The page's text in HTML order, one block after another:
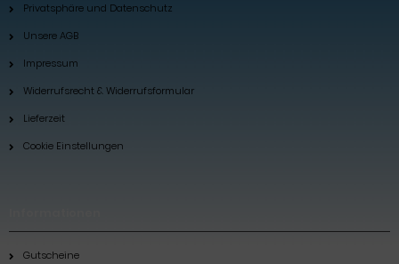
Privatsphäre und Datenschutz
Unsere AGB
Impressum
Widerrufsrecht & Widerrufsformular
Lieferzeit
Cookie Einstellungen
Gutscheine